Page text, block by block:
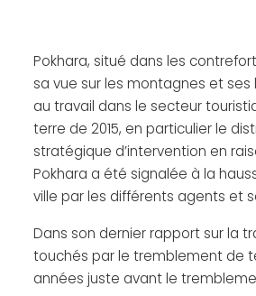
Pokhara, situé dans les
sa vue sur les montagnes et
au travail dans le secteur
terre de 2015, en particulier le
stratégique d’intervention en
Pokhara a été signalée à la
ville par les différents agents et
Dans son dernier rapport sur la
touchés par le tremblement de
années juste avant le